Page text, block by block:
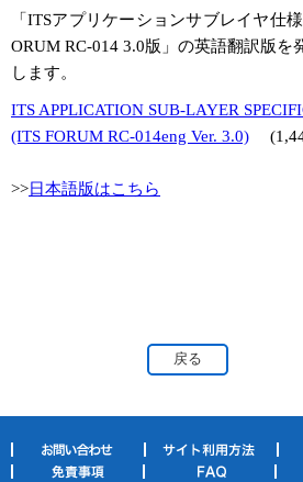
「ITSアプリケーションサブレイヤ仕
ORUM RC-014 3.0版」の英語翻訳版を
します。
ITS APPLICATION SUB-LAYER
(ITS FORUM RC-014eng Ver. 3.0)
>>日本語版はこちら
戻る